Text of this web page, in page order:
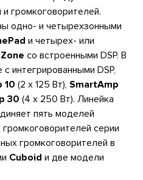
громкоговорителей.
одно- и четырехзонными
и четырех- или
Zone со встроенными DSP. В
интегрированными DSP,
10 (2 х 125 Вт), SmartAmp
30 (4 х 250 Вт). Линейка
пять моделей
серии
громкоговорителей в
Cuboid и две модели